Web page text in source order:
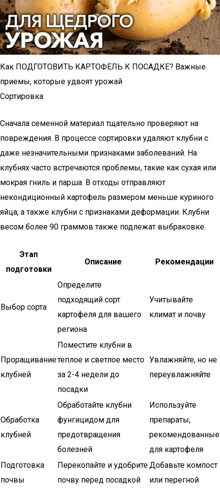
Как ПОДГОТОВИТЬ КАРТОФЕЛЬ К ПОСАДКЕ? Важные
приемы, которые удвоят урожай
Сортировка
Сначала семенной материал тщательно проверяют на
повреждения. В процессе сортировки удаляют клубни с
даже незначительными признаками заболеваний. На
клубнях часто встречаются проблемы, такие как сухая или
мокрая гниль и парша. В отходы отправляют
некондиционный картофель размером меньше куриного
яйца, а также клубни с признаками деформации. Клубни
весом более 90 граммов также подлежат выбраковке.
Этап
подготовки
Описание Рекомендации
Выбор сорта
Определите
подходящий сорт
картофеля для вашего
региона
Учитывайте
климат и почву
Проращивание
клубней
Поместите клубни в
теплое и светлое место
за 2-4 недели до
посадки
Увлажняйте, но не
переувлажняйте
Обработка
клубней
Обработайте клубни
фунгицидом для
предотвращения
болезней
Используйте
препараты,
рекомендованные
для картофеля
Подготовка
почвы
Перекопайте и удобрите
почву перед посадкой
Добавьте компост
или перегной